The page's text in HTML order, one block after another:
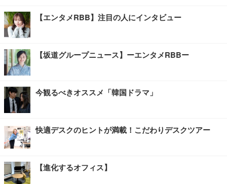
【エンタメRBB】注目の人にインタビュー
【坂道グループニュース】ーエンタメRBBー
今観るべきオススメ「韓国ドラマ」
快適デスクのヒントが満載！こだわりデスクツアー
【進化するオフィス】